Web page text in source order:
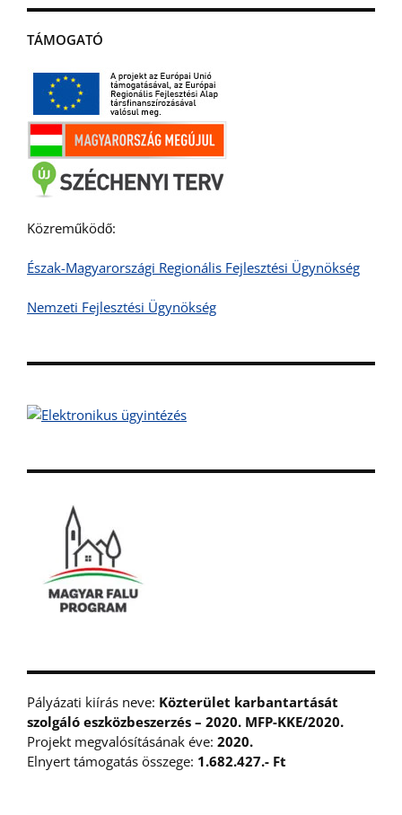
TÁMOGATÓ
Közreműködő:
Észak-Magyarországi Regionális Fejlesztési Ügynökség
Nemzeti Fejlesztési Ügynökség
Pályázati kiírás neve: Közterület karbantartását
szolgáló eszközbeszerzés – 2020. MFP-KKE/2020.
Projekt megvalósításának éve: 2020.
Elnyert támogatás összege: 1.682.427.- Ft